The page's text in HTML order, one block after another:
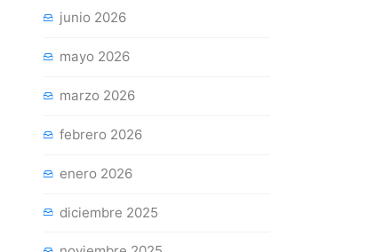
junio 2026
mayo 2026
marzo 2026
febrero 2026
enero 2026
diciembre 2025